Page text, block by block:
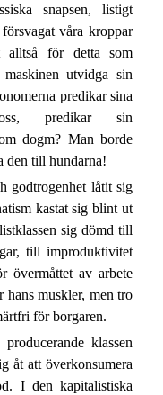
snapsen, listigt
våra kroppar
för detta som
utvidga sin
predikar sina
predikar sin
dogm? Man borde
den till hundarna!
godtrogenhet låtit sig
kastat sig blint ut
sig dömd till
till improduktivitet
övermåttet av arbete
hans muskler, men tro
för borgaren.
klassen
åt att överkonsumera
I den kapitalistiska